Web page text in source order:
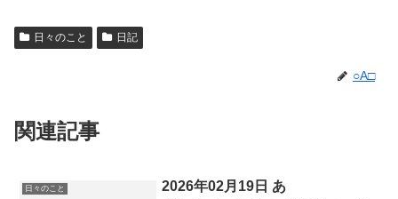
日々のこと 日記
○A□
関連記事
日々のこと 2026年02月19日 あ